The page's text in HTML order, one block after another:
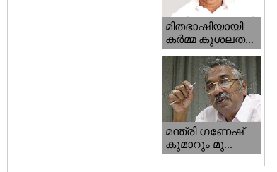
മിതഭാഷിയായി
കര്‍മ്മ കുശലത...
മന്ത്രി ഗണേഷ്‌
കുമാറും മു...